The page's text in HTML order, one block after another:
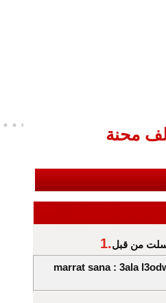
محنة
1.
marrat sana : 3ala